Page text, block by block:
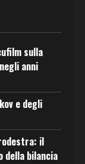
sulla
anni
e degli
il
della bilancia